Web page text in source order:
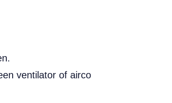
ventilator of airco